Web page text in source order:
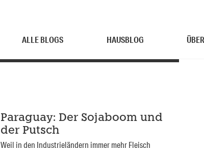
ALLE BLOGS HAUSBLOG
Paraguay: Der Sojaboom und
der Putsch
Weil in den Industrieländern immer mehr Fleisch